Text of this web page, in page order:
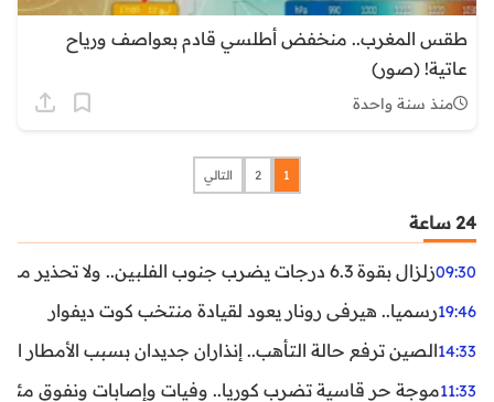
طقس المغرب.. منخفض أطلسي قادم بعواصف ورياح
عاتية! (صور)
منذ سنة واحدة
1
2 التالي
24 ساعة
09:30زلزال بقوة 6.3 درجات يضرب جنوب الفلبين.. ولا تحذير من تسونامي حتى الآن
19:46رسميا.. هيرفي رونار يعود لقيادة منتخب كوت ديفوار
14:33الصين ترفع حالة التأهب.. إنذاران جديدان بسبب الأمطار
11:33موجة حر قاسية تضرب كوريا.. وفيات وإصابات ونفوق مئات